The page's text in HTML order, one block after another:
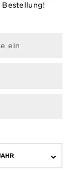
Bestellung!
ein